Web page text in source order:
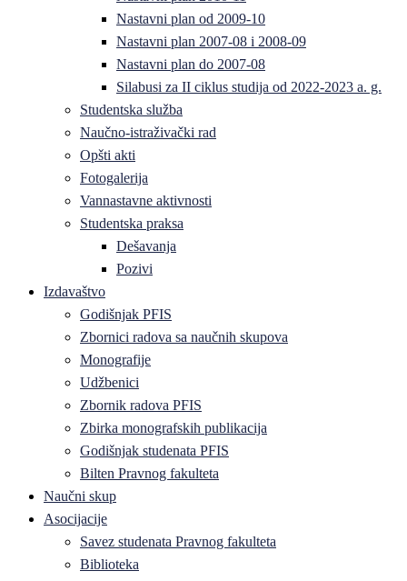
Nastavni plan od 2009-10
Nastavni plan 2007-08 i 2008-09
Nastavni plan do 2007-08
Silabusi za II ciklus studija od 2022-2023 a. g.
Studentska služba
Naučno-istraživački rad
Opšti akti
Fotogalerija
Vannastavne aktivnosti
Studentska praksa
Dešavanja
Pozivi
Izdavaštvo
Godišnjak PFIS
Zbornici radova sa naučnih skupova
Monografije
Udžbenici
Zbornik radova PFIS
Zbirka monografskih publikacija
Godišnjak studenata PFIS
Bilten Pravnog fakulteta
Naučni skup
Asocijacije
Savez studenata Pravnog fakulteta
Biblioteka